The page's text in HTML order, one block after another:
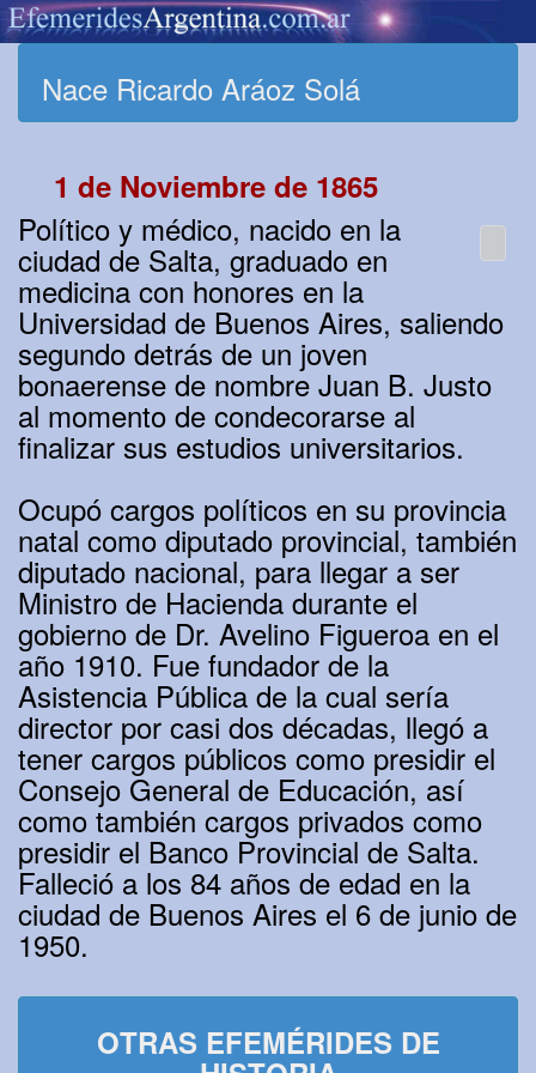
Nace Ricardo Aráoz Solá
1 de Noviembre de 1865
Político y médico, nacido en la
ciudad de Salta, graduado en
medicina con honores en la
Universidad de Buenos Aires, saliendo
segundo detrás de un joven
bonaerense de nombre Juan B. Justo
al momento de condecorarse al
finalizar sus estudios universitarios.
Ocupó cargos políticos en su provincia
natal como diputado provincial, también
diputado nacional, para llegar a ser
Ministro de Hacienda durante el
gobierno de Dr. Avelino Figueroa en el
año 1910. Fue fundador de la
Asistencia Pública de la cual sería
director por casi dos décadas, llegó a
tener cargos públicos como presidir el
Consejo General de Educación, así
como también cargos privados como
presidir el Banco Provincial de Salta.
Falleció a los 84 años de edad en la
ciudad de Buenos Aires el 6 de junio de
1950.
OTRAS EFEMÉRIDES DE